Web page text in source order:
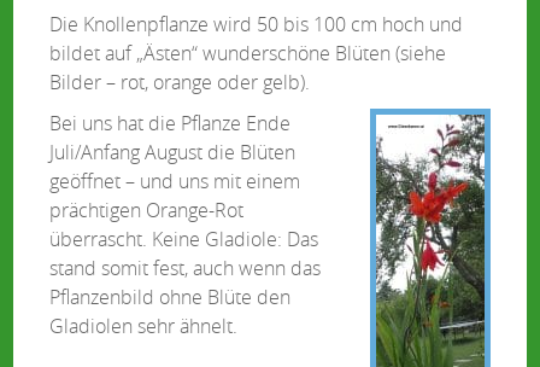
Die Knollenpflanze wird 50 bis 100 cm hoch und
bildet auf „Ästen“ wunderschöne Blüten (siehe
Bilder – rot, orange oder gelb).
Bei uns hat die Pflanze Ende
Juli/Anfang August die Blüten
geöffnet – und uns mit einem
prächtigen Orange-Rot
überrascht. Keine Gladiole: Das
stand somit fest, auch wenn das
Pflanzenbild ohne Blüte den
Gladiolen sehr ähnelt.